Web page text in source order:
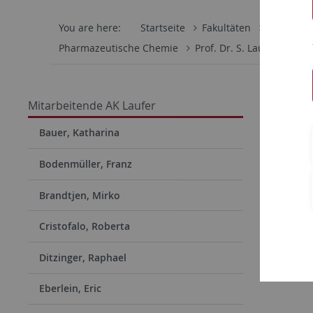
You are here: Startseite Fakultäten
Pharmazeutische Chemie
Prof. Dr. S. Laufer
Mitarbeitende AK Laufer
Bauer, Katharina
Bodenmüller, Franz
Brandtjen, Mirko
Cristofalo, Roberta
Ditzinger, Raphael
Eberlein, Eric
Telefon: